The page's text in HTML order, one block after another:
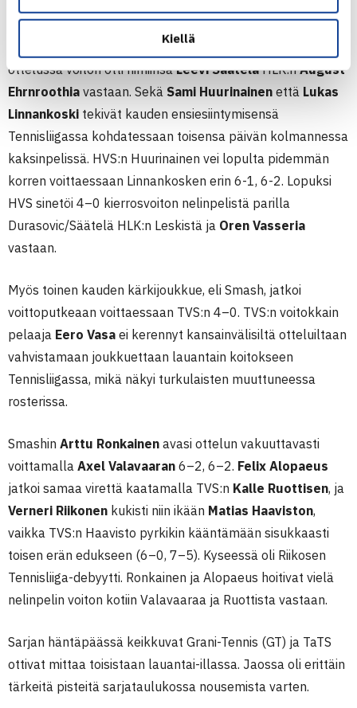
Kiellä
Viktor Durasovicnappasi päivän ensimmäisen voiton
vastaan,kun taas toisessa
ottelussa voiton otti nimiinsäLeevi SääteläHLK:nAugust
Ehrnroothia vastaan. Sekä Sami Huurinainen että Lukas
Linnankoski tekivät kauden ensiesiintymisensä
Tennisliigassa kohdatessaan toisensa päivän kolmannessa
kaksinpelissä. HVS:n Huurinainen vei lopulta pidemmän
korren voittaessaan Linnankosken erin 6-1, 6-2. Lopuksi
HVS sinetöi 4–0 kierrosvoiton nelinpelistä parilla
Durasovic/Säätelä HLK:n Leskistä ja Oren Vasseria
vastaan.
Myös toinen kauden kärkijoukkue, eli Smash, jatkoi
voittoputkeaan voittaessaan TVS:n 4–0. TVS:n voitokkain
pelaaja Eero Vasa ei kerennyt kansainvälisiltä otteluiltaan
vahvistamaan joukkuettaan lauantain koitokseen
Tennisliigassa, mikä näkyi turkulaisten muuttuneessa
rosterissa.
Smashin Arttu Ronkainen avasi ottelun vakuuttavasti
voittamalla Axel Valavaaran 6–2, 6–2. Felix Alopaeus
jatkoi samaa virettä kaatamalla TVS:n Kalle Ruottisen, ja
Verneri Riikonen kukisti niin ikään Matias Haaviston,
vaikka TVS:n Haavisto pyrkikin kääntämään sisukkaasti
toisen erän edukseen (6–0, 7–5). Kyseessä oli Riikosen
Tennisliiga-debyytti. Ronkainen ja Alopaeus hoitivat vielä
nelinpelin voiton kotiin Valavaaraa ja Ruottista vastaan.
Sarjan häntäpäässä keikkuvat Grani-Tennis (GT) ja TaTS
ottivat mittaa toisistaan lauantai-illassa. Jaossa oli erittäin
tärkeitä pisteitä sarjataulukossa nousemista varten.